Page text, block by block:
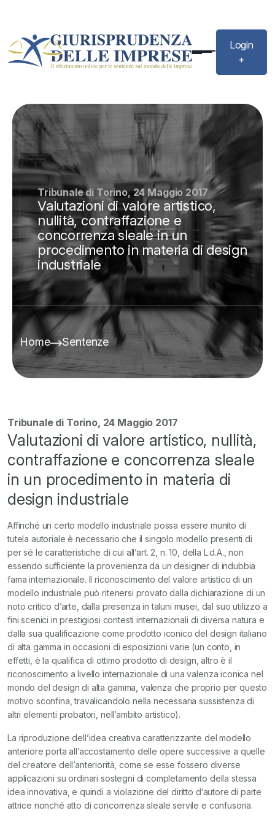
Login
+
Tribunale di Torino, 24 Maggio 2017
Valutazioni di valore artistico,
nullità, contraffazione e
concorrenza sleale in un
procedimento in materia di design
industriale
Home Sentenze
Tribunale di Torino, 24 Maggio 2017
Valutazioni di valore artistico, nullità,
contraffazione e concorrenza sleale
in un procedimento in materia di
design industriale
Affinché un certo modello industriale possa essere munito di
tutela autoriale è necessario che il singolo modello presenti di
per sé le caratteristiche di cui all’art. 2, n. 10, della L.d.A., non
essendo sufficiente la provenienza da un designer di indubbia
fama internazionale. Il riconoscimento del valore artistico di un
modello industriale può ritenersi provato dalla dichiarazione di un
notocritico d’arte, dalla presenza in taluni musei, dal suo utilizzo a
fini scenici in prestigiosi contesti internazionali di diversa natura e
dalla sua qualificazione come prodotto iconico del design italiano
di alta gamma in occasioni di esposizioni varie (un conto, in
effetti, è la qualifica di ottimo prodotto di design, altro è il
riconoscimento a livello internazionale di una valenza iconica nel
mondo del design di alta gamma, valenza che proprio per questo
motivo sconfina, travalicandolo nella necessaria sussistenza di
altri elementi probatori, nell’ambito artistico).
La riproduzione dell’idea creativa caratterizzante del modello
anteriore porta all’accostamento delle opere successive a quelle
del creatore dell’anteriorità, come se esse fossero diverse
applicazioni su ordinari sostegni di completamento della stessa
idea innovativa, e quindi a violazione del diritto d’autore di parte
attrice nonché atto di concorrenza sleale servile e confusoria.